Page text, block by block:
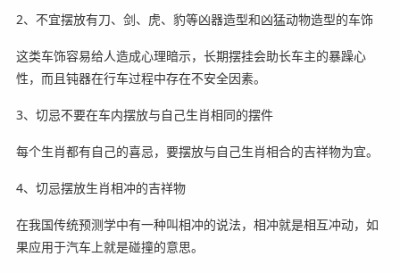
2、不宜摆放有刀、剑、虎、豹等凶器造型和凶猛动物造型的车饰
这类车饰容易给人造成心理暗示，长期摆挂会助长车主的暴躁心
性，而且钝器在行车过程中存在不安全因素。
3、切忌不要在车内摆放与自己生肖相同的摆件
每个生肖都有自己的喜忌，要摆放与自己生肖相合的吉祥物为宜。
4、切忌摆放生肖相冲的吉祥物
在我国传统预测学中有一种叫相冲的说法，相冲就是相互冲动，如
果应用于汽车上就是碰撞的意思。